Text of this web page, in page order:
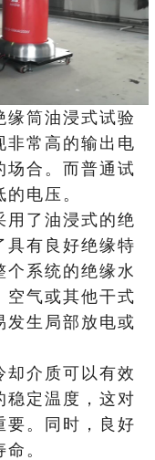
缘筒油浸式试验
非常高的输出电
场合。而普通试
电压。
用了油浸式的绝
具有良好绝缘特
个系统的绝缘水
空气或其他干式
发生局部放电或
却介质可以有效
稳定温度，这对
要。同时，良好
。